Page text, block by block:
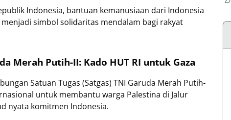
Indonesia, bantuan kemanusiaan dari Indonesia
simbol solidaritas mendalam bagi rakyat
Merah Putih-II: Kado HUT RI untuk Gaza
Satuan Tugas (Satgas) TNI Garuda Merah Putih-
untuk membantu warga Palestina di Jalur
nyata komitmen Indonesia.